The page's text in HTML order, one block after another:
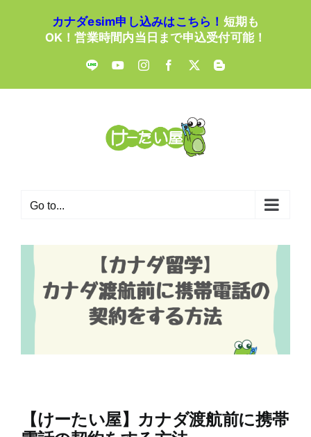
カナダesim申し込みはこちら！ 短期も
OK！営業時間内当日まで申込受付可能！
LINE YouTubeInstagramFacebook
X Blogger
Go to...
【けーたい屋】カナダ渡航前に携帯